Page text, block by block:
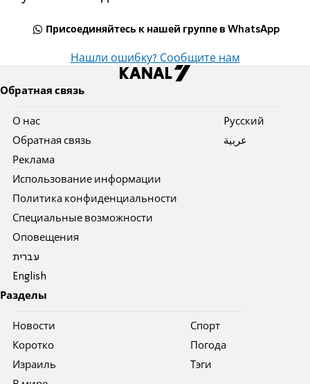
Присоединяйтесь к нашей группе в WhatsApp
Нашли ошибку? Сообщите нам
Обратная связь
О нас
Обратная связь
Реклама
Использование информации
Политика конфиденциальности
Специальные возможности
Оповещения
עברית
English
Pусский
عربية
Разделы
Новости
Коротко
Израиль
Спорт
Погода
Тэги